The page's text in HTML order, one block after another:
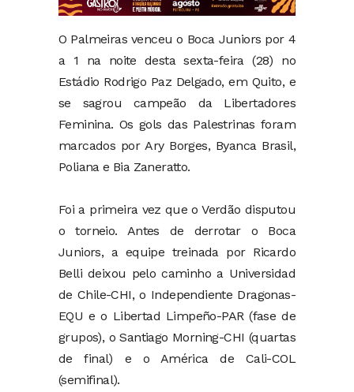
O Palmeiras venceu o Boca Juniors por 4
a 1 na noite desta sexta-feira (28) no
Estádio Rodrigo Paz Delgado, em Quito, e
se sagrou campeão da Libertadores
Feminina. Os gols das Palestrinas foram
marcados por Ary Borges, Byanca Brasil,
Poliana e Bia Zaneratto.
Foi a primeira vez que o Verdão disputou
o torneio. Antes de derrotar o Boca
Juniors, a equipe treinada por Ricardo
Belli deixou pelo caminho a Universidad
de Chile-CHI, o Independiente Dragonas-
EQU e o Libertad Limpeño-PAR (fase de
grupos), o Santiago Morning-CHI (quartas
de final) e o América de Cali-COL
(semifinal).